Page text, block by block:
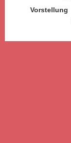
Vorstellung